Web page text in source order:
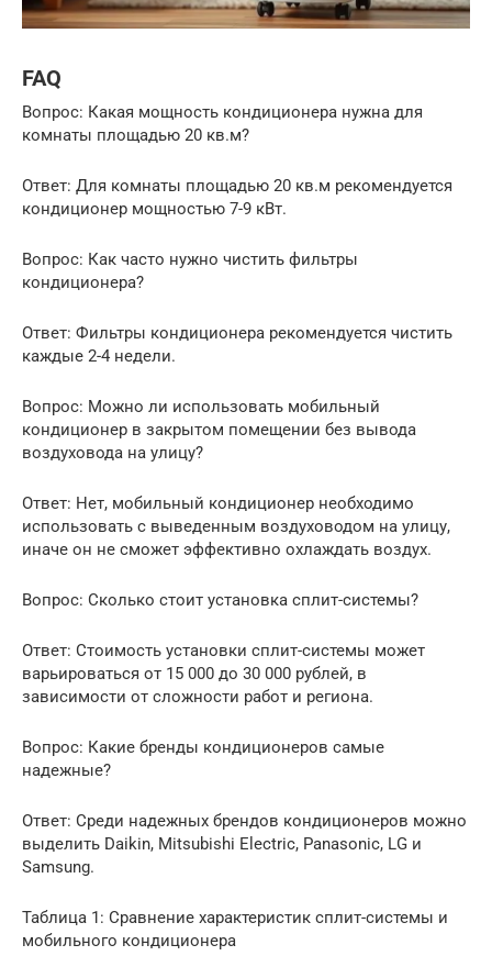
FAQ
Вопрос: Какая мощность кондиционера нужна для
комнаты площадью 20 кв.м?
Ответ: Для комнаты площадью 20 кв.м рекомендуется
кондиционер мощностью 7-9 кВт.
Вопрос: Как часто нужно чистить фильтры
кондиционера?
Ответ: Фильтры кондиционера рекомендуется чистить
каждые 2-4 недели.
Вопрос: Можно ли использовать мобильный
кондиционер в закрытом помещении без вывода
воздуховода на улицу?
Ответ: Нет, мобильный кондиционер необходимо
использовать с выведенным воздуховодом на улицу,
иначе он не сможет эффективно охлаждать воздух.
Вопрос: Сколько стоит установка сплит-системы?
Ответ: Стоимость установки сплит-системы может
варьироваться от 15 000 до 30 000 рублей, в
зависимости от сложности работ и региона.
Вопрос: Какие бренды кондиционеров самые
надежные?
Ответ: Среди надежных брендов кондиционеров можно
выделить Daikin, Mitsubishi Electric, Panasonic, LG и
Samsung.
Таблица 1: Сравнение характеристик сплит-системы и
мобильного кондиционера